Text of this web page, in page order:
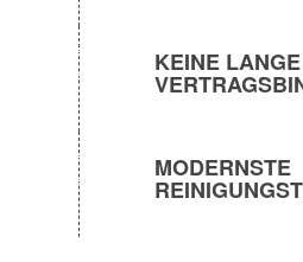
KEINE LANGE
MODERNSTE